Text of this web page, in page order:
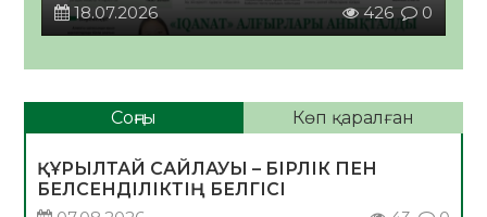
18.07.2026
426 0
Соңғы Көп қаралған
ҚҰРЫЛТАЙ САЙЛАУЫ – БІРЛІК ПЕН
БЕЛСЕНДІЛІКТІҢ БЕЛГІСІ